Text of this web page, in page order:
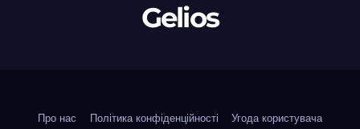
Gelios
Про нас Політика конфіденційності Угода користувача